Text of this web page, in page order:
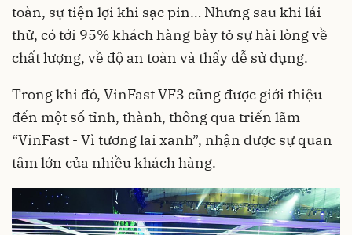
toàn, sự tiện lợi khi sạc pin… Nhưng sau khi lái
thử, có tới 95% khách hàng bày tỏ sự hài lòng về
chất lượng, về độ an toàn và thấy dễ sử dụng.
Trong khi đó, VinFast VF3 cũng được giới thiệu
đến một số tỉnh, thành, thông qua triển lãm
“VinFast - Vì tương lai xanh”, nhận được sự quan
tâm lớn của nhiều khách hàng.